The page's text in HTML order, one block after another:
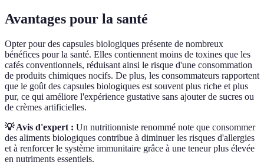
Avantages pour la santé
Opter pour des capsules biologiques présente de nombreux
bénéfices pour la santé. Elles contiennent moins de toxines que les
cafés conventionnels, réduisant ainsi le risque d'une consommation
de produits chimiques nocifs. De plus, les consommateurs rapportent
que le goût des capsules biologiques est souvent plus riche et plus
pur, ce qui améliore l'expérience gustative sans ajouter de sucres ou
de crèmes artificielles.
💡 Avis d'expert : Un nutritionniste renommé note que consommer
des aliments biologiques contribue à diminuer les risques d'allergies
et à renforcer le système immunitaire grâce à une teneur plus élevée
en nutriments essentiels.